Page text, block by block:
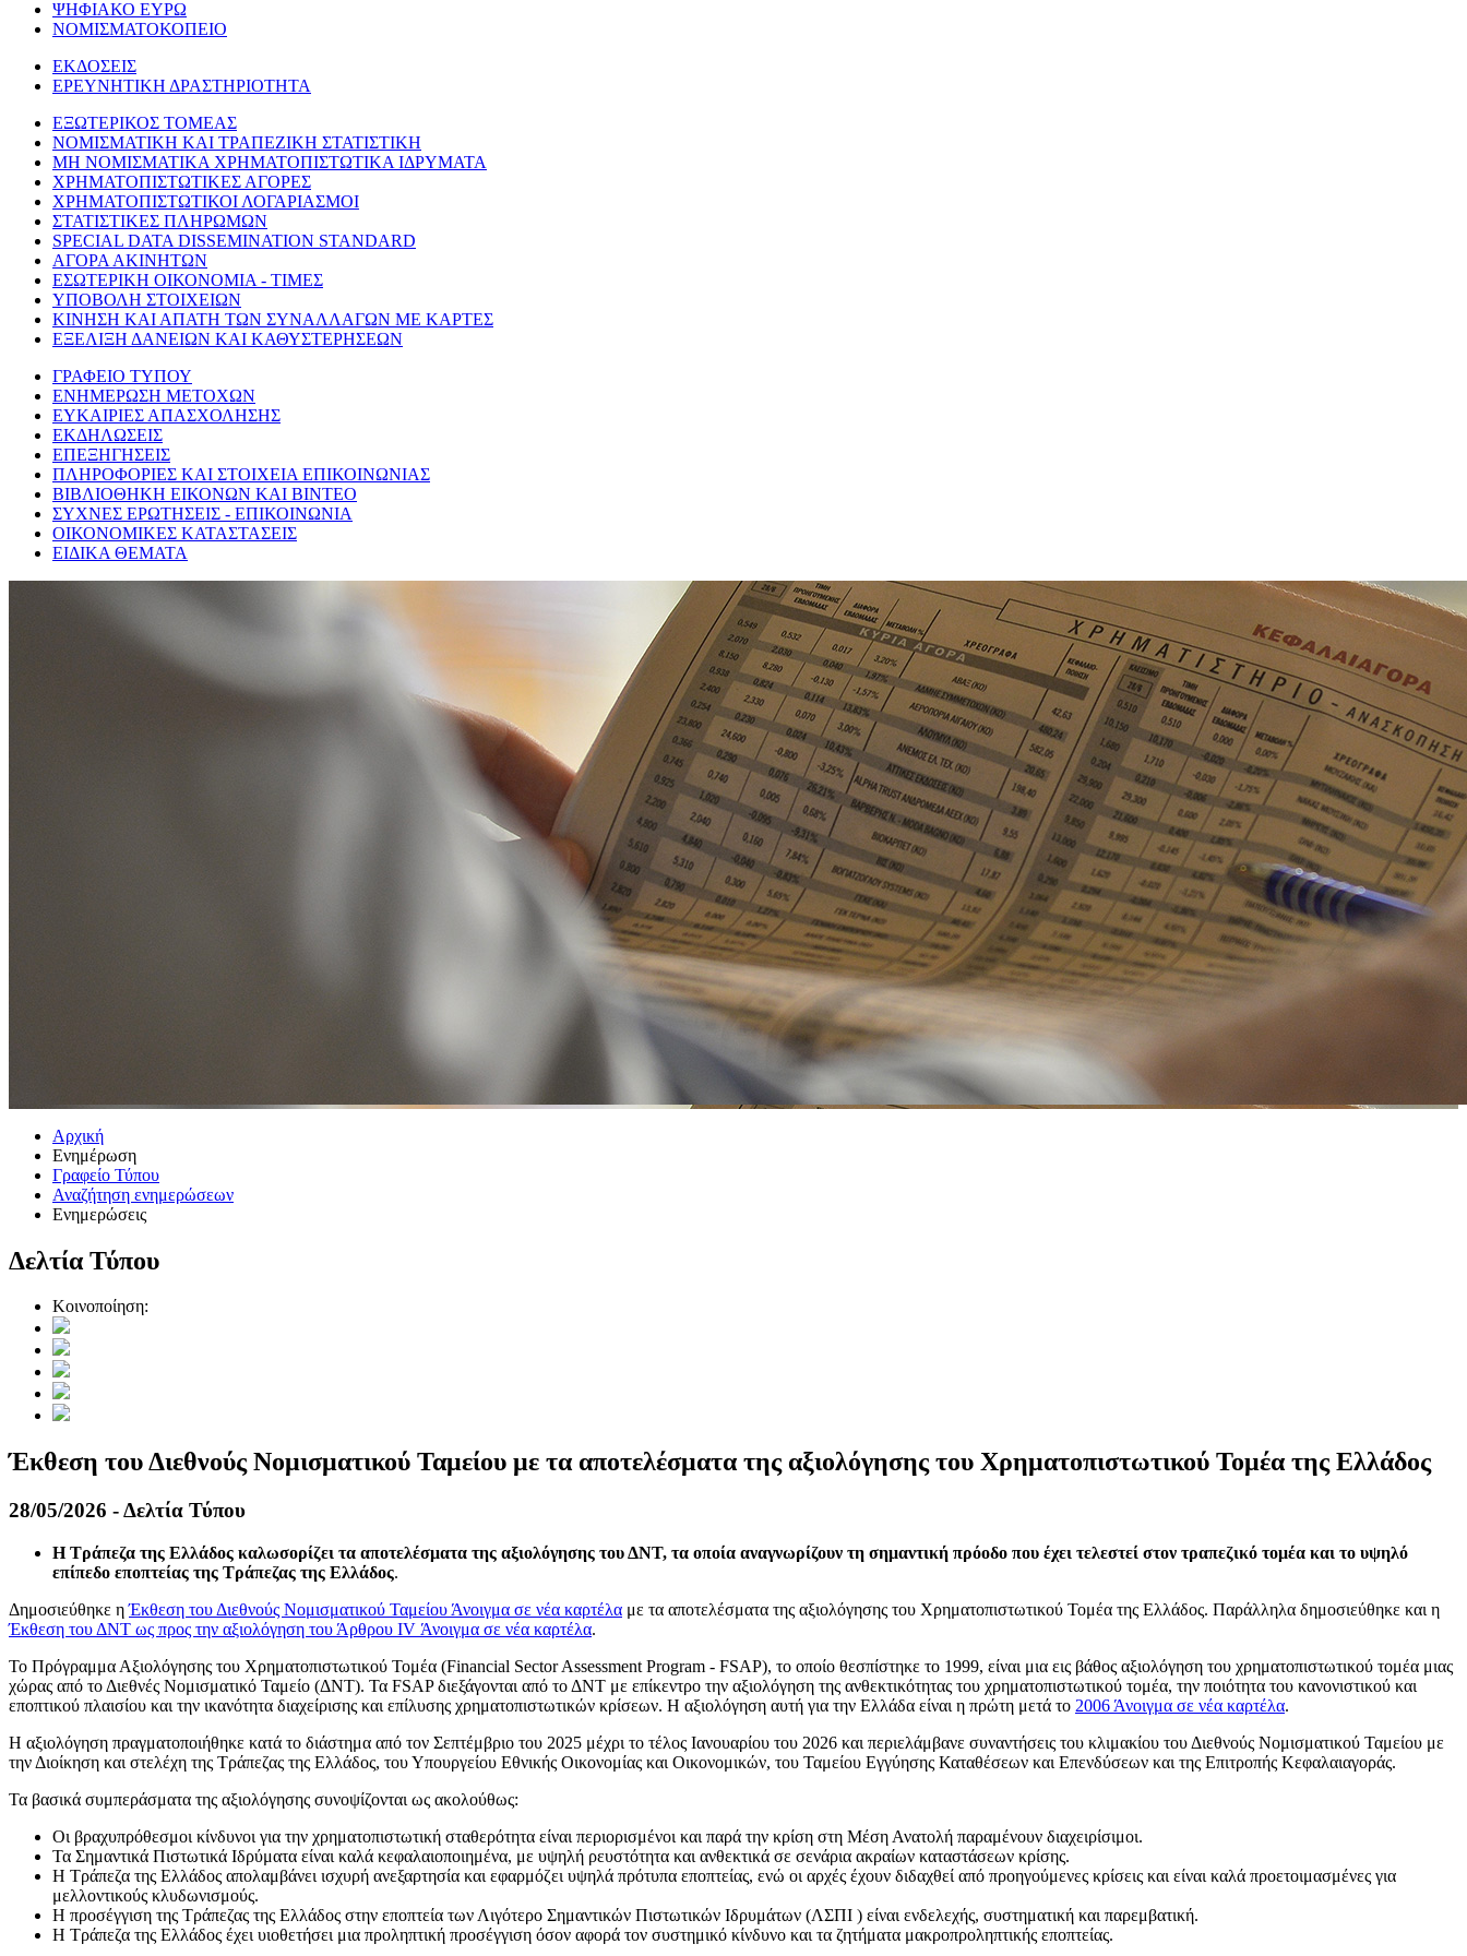
ΨΗΦΙΑΚΟ ΕΥΡΩ
ΝΟΜΙΣΜΑΤΟΚΟΠΕΙΟ
ΕΚΔΟΣΕΙΣ
ΕΡΕΥΝΗΤΙΚΗ ΔΡΑΣΤΗΡΙΟΤΗΤΑ
ΕΞΩΤΕΡΙΚΟΣ ΤΟΜΕΑΣ
ΝΟΜΙΣΜΑΤΙΚΗ ΚΑΙ ΤΡΑΠΕΖΙΚΗ ΣΤΑΤΙΣΤΙΚΗ
ΜΗ ΝΟΜΙΣΜΑΤΙΚΑ ΧΡΗΜΑΤΟΠΙΣΤΩΤΙΚΑ ΙΔΡΥΜΑΤΑ
ΧΡΗΜΑΤΟΠΙΣΤΩΤΙΚΕΣ ΑΓΟΡΕΣ
ΧΡΗΜΑΤΟΠΙΣΤΩΤΙΚΟΙ ΛΟΓΑΡΙΑΣΜΟΙ
ΣΤΑΤΙΣΤΙΚΕΣ ΠΛΗΡΩΜΩΝ
SPECIAL DATA DISSEMINATION STANDARD
ΑΓΟΡΑ ΑΚΙΝΗΤΩΝ
ΕΣΩΤΕΡΙΚΗ ΟΙΚΟΝΟΜΙΑ - ΤΙΜΕΣ
ΥΠΟΒΟΛΗ ΣΤΟΙΧΕΙΩΝ
ΚΙΝΗΣΗ ΚΑΙ ΑΠΑΤΗ ΤΩΝ ΣΥΝΑΛΛΑΓΩΝ ΜΕ ΚΑΡΤΕΣ
ΕΞΕΛΙΞΗ ΔΑΝΕΙΩΝ ΚΑΙ ΚΑΘΥΣΤΕΡΗΣΕΩΝ
ΓΡΑΦΕΙΟ ΤΥΠΟΥ
ΕΝΗΜΕΡΩΣΗ ΜΕΤΟΧΩΝ
ΕΥΚΑΙΡΙΕΣ ΑΠΑΣΧΟΛΗΣΗΣ
ΕΚΔΗΛΩΣΕΙΣ
ΕΠΕΞΗΓΗΣΕΙΣ
ΠΛΗΡΟΦΟΡΙΕΣ ΚΑΙ ΣΤΟΙΧΕΙΑ ΕΠΙΚΟΙΝΩΝΙΑΣ
ΒΙΒΛΙΟΘΗΚΗ ΕΙΚΟΝΩΝ ΚΑΙ ΒΙΝΤΕΟ
ΣΥΧΝΕΣ ΕΡΩΤΗΣΕΙΣ - ΕΠΙΚΟΙΝΩΝΙΑ
ΟΙΚΟΝΟΜΙΚΕΣ ΚΑΤΑΣΤΑΣΕΙΣ
ΕΙΔΙΚΑ ΘΕΜΑΤΑ
Αρχική
Ενημέρωση
Γραφείο Τύπου
Αναζήτηση ενημερώσεων
Ενημερώσεις
Δελτία Τύπου
Κοινοποίηση:
Έκθεση του Διεθνούς Νομισματικού Ταμείου με τα αποτελέσματα της αξιολόγησης του Χρηματοπιστωτικού Τομέα της Ελλάδος
28/05/2026 - Δελτία Τύπου
Η Τράπεζα της Ελλάδος καλωσορίζει τα αποτελέσματα της αξιολόγησης του ΔΝΤ, τα οποία αναγνωρίζουν τη σημαντική πρόοδο που έχει τελεστεί στον τραπεζικό τομέα και το υψηλό
επίπεδο εποπτείας της Τράπεζας της Ελλάδος.
Δημοσιεύθηκε ηΈκθεση του Διεθνούς Νομισματικού Ταμείου Άνοιγμα σε νέα καρτέλα με τα αποτελέσματα της αξιολόγησης του Χρηματοπιστωτικού Τομέα της Ελλάδος. Παράλληλα δημοσιεύθηκε και η
Έκθεση του ΔΝΤ ως προς την αξιολόγηση του Άρθρου IV Άνοιγμα σε νέα καρτέλα.
Το Πρόγραμμα Αξιολόγησης του Χρηματοπιστωτικού Τομέα (Financial Sector Assessment Program - FSAP), το οποίο θεσπίστηκε το 1999, είναι μια εις βάθος αξιολόγηση του χρηματοπιστωτικού τομέα μιας
χώρας από το Διεθνές Νομισματικό Ταμείο (ΔΝΤ). Τα FSAP διεξάγονται από το ΔΝΤ με επίκεντρο την αξιολόγηση της ανθεκτικότητας του χρηματοπιστωτικού τομέα, την ποιότητα του κανονιστικού και
εποπτικού πλαισίου και την ικανότητα διαχείρισης και επίλυσης χρηματοπιστωτικών κρίσεων. Η αξιολόγηση αυτή για την Ελλάδα είναι η πρώτη μετά το 2006 Άνοιγμα σε νέα καρτέλα.
Η αξιολόγηση πραγματοποιήθηκε κατά το διάστημα από τον Σεπτέμβριο του 2025 μέχρι το τέλος Ιανουαρίου του 2026 και περιελάμβανε συναντήσεις του κλιμακίου του Διεθνούς Νομισματικού Ταμείου με
την Διοίκηση και στελέχη της Τράπεζας της Ελλάδος, του Υπουργείου Εθνικής Οικονομίας και Οικονομικών, του Ταμείου Εγγύησης Καταθέσεων και Επενδύσεων και της Επιτροπής Κεφαλαιαγοράς.
Τα βασικά συμπεράσματα της αξιολόγησης συνοψίζονται ως ακολούθως:
Οι βραχυπρόθεσμοι κίνδυνοι για την χρηματοπιστωτική σταθερότητα είναι περιορισμένοι και παρά την κρίση στη Μέση Ανατολή παραμένουν διαχειρίσιμοι.
Τα Σημαντικά Πιστωτικά Ιδρύματα είναι καλά κεφαλαιοποιημένα, με υψηλή ρευστότητα και ανθεκτικά σε σενάρια ακραίων καταστάσεων κρίσης.
Η Τράπεζα της Ελλάδος απολαμβάνει ισχυρή ανεξαρτησία και εφαρμόζει υψηλά πρότυπα εποπτείας, ενώ οι αρχές έχουν διδαχθεί από προηγούμενες κρίσεις και είναι καλά προετοιμασμένες για
μελλοντικούς κλυδωνισμούς.
Η προσέγγιση της Τράπεζας της Ελλάδος στην εποπτεία των Λιγότερο Σημαντικών Πιστωτικών Ιδρυμάτων (ΛΣΠΙ ) είναι ενδελεχής, συστηματική και παρεμβατική.
Η Τράπεζα της Ελλάδος έχει υιοθετήσει μια προληπτική προσέγγιση όσον αφορά τον συστημικό κίνδυνο και τα ζητήματα μακροπροληπτικής εποπτείας.